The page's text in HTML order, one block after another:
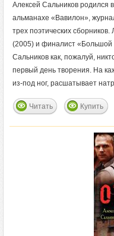
Алексей Сальников родился
альманахе «Вавилон»,
трех поэтических
(2005) и финалист «Большой
Сальников как, пожалуй,
первый день творения. На
из-под ног, расшатывает
Читать Купить